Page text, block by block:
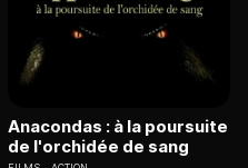
Anacondas : à la poursuite
de l'orchidée de sang